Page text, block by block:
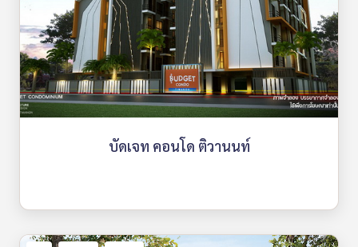
บัดเจท คอนโด ติวานนท์